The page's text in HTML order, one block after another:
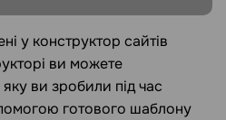
у конструктор сайтів
ви можете
яку ви зробили під час
готового шаблону